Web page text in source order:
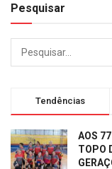
Pesquisar
Tendências
AOS
TOPO